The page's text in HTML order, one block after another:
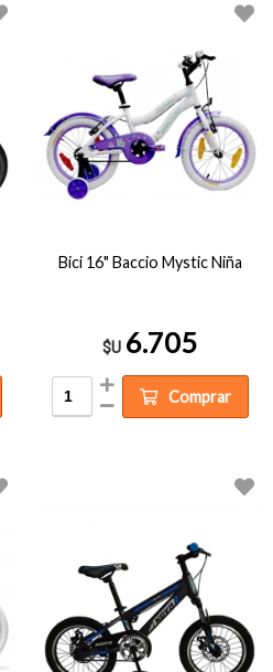
Bici 16" Baccio Mystic Niña
$U 6.705
Comprar